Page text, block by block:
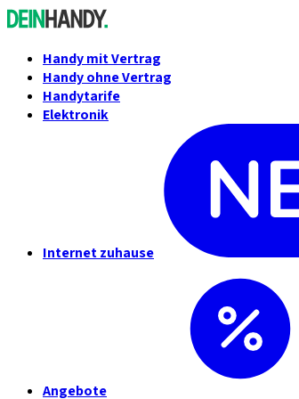
Handy mit Vertrag
Handy ohne Vertrag
Handytarife
Elektronik
Internet zuhause
Angebote